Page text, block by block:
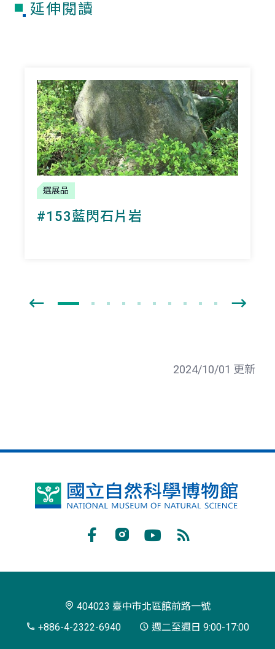
延伸閱讀
選展品
#153藍閃石片岩
2024/10/01 更新
國
博
閱
404023 臺中市北區館前路一號
+886-4-2322-6940
週二至週日 9:00-17:00